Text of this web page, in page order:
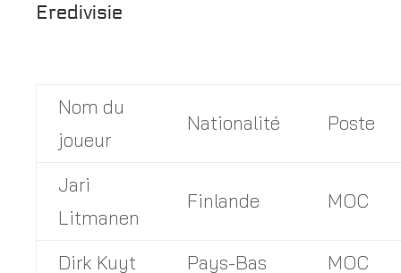
Eredivisie
Nom du
joueur
Nationalité Poste
Jari
Litmanen
Finlande MOC
Dirk Kuyt Pays-Bas MOC